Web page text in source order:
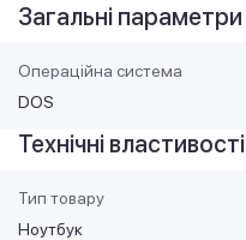
Загальні параметри
Операційна система
DOS
Технічні властивості
Тип товару
Ноутбук